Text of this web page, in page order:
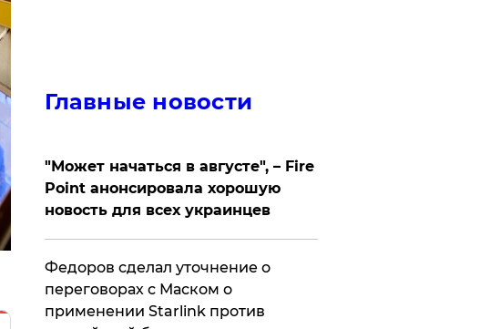
Главные новости
"Может начаться в августе", – Fire
Point анонсировала хорошую
новость для всех украинцев
Федоров сделал уточнение о
переговорах с Маском о
применении Starlink против